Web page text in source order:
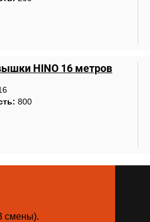
HINO 16 метрoв
800
смены).